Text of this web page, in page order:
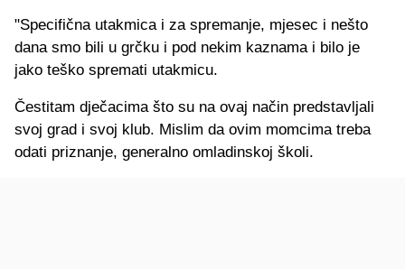
"Specifična utakmica i za spremanje, mjesec i nešto
dana smo bili u grčku i pod nekim kaznama i bilo je
jako teško spremati utakmicu.
Čestitam dječacima što su na ovaj način predstavljali
svoj grad i svoj klub. Mislim da ovim momcima treba
odati priznanje, generalno omladinskoj školi.